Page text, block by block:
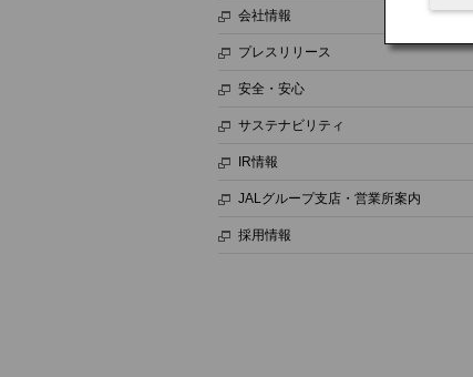
会社情報
プレスリリース
安全・安心
サステナビリティ
IR情報
JALグループ支店・営業所案内
採用情報